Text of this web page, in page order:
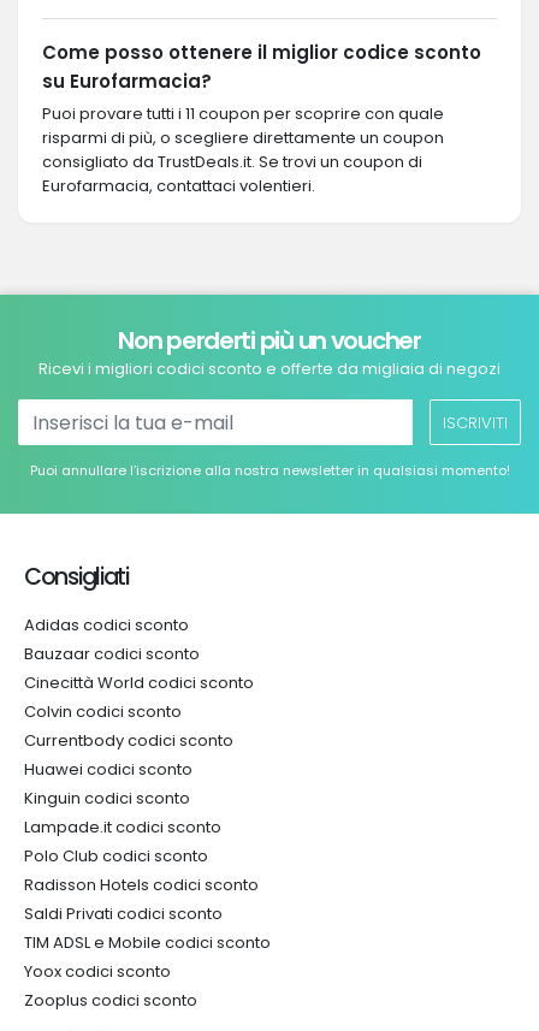
Come posso ottenere il miglior codice sconto
su Eurofarmacia?
Puoi provare tutti i 11 coupon per scoprire con quale
risparmi di più, o scegliere direttamente un coupon
consigliato da TrustDeals.it. Se trovi un coupon di
Eurofarmacia, contattaci volentieri.
Non perderti più un voucher
Ricevi i migliori codici sconto e offerte da migliaia di negozi
ISCRIVITI
Puoi annullare l’iscrizione alla nostra newsletter in qualsiasi momento!
Consigliati
Adidas codici sconto
Bauzaar codici sconto
Cinecittà World codici sconto
Colvin codici sconto
Currentbody codici sconto
Huawei codici sconto
Kinguin codici sconto
Lampade.it codici sconto
Polo Club codici sconto
Radisson Hotels codici sconto
Saldi Privati codici sconto
TIM ADSL e Mobile codici sconto
Yoox codici sconto
Zooplus codici sconto